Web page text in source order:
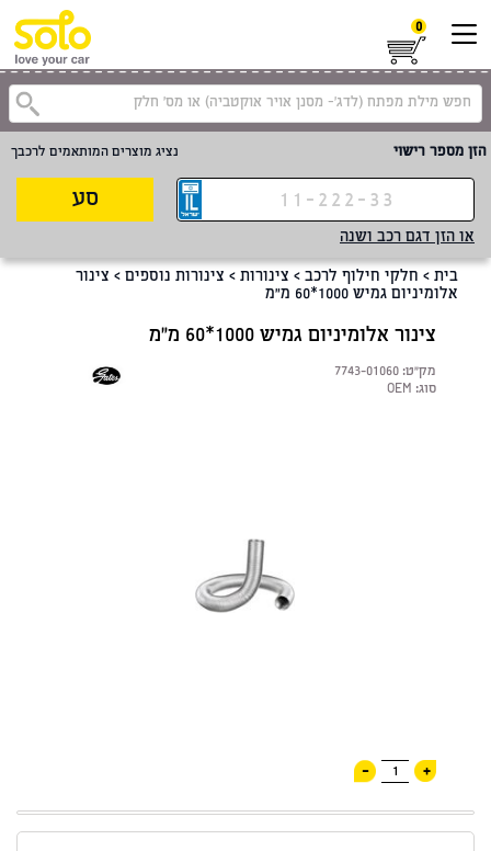
0
הזן מספר רישוי נציג מוצרים המותאמים לרכבך
סע
או הזן דגם רכב ושנה
בית > חלקי חילוף לרכב > צינורות > צינורות נוספים > צינור
אלומיניום גמיש 1000*60 מ"מ
צינור אלומיניום גמיש 1000*60 מ"מ
מק"ט: 7743-01060
סוג: OEM
+
1
-